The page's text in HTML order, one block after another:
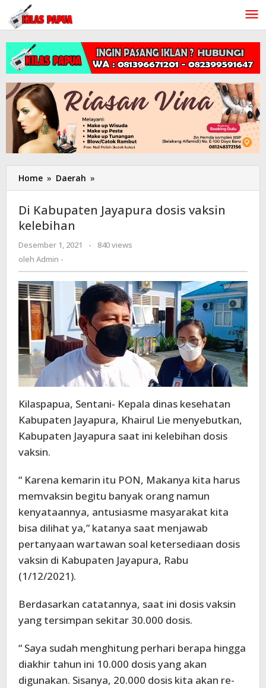
Lewati
konten
Home » Daerah »
Kabupaten
dosis
kelebihan
Di Kabupaten Jayapura dosis vaksin
kelebihan
Desember 1, 2021
oleh
-
840 views
oleh Admin -
Kilaspapua, Sentani- Kepala dinas kesehatan
Kabupaten Jayapura, Khairul Lie menyebutkan,
Kabupaten Jayapura saat ini kelebihan dosis
vaksin.
“ Karena kemarin itu PON, Makanya kita harus
memvaksin begitu banyak orang namun
kenyataannya, antusiasme masyarakat kita
bisa dilihat ya,” katanya saat menjawab
pertanyaan wartawan soal ketersediaan dosis
vaksin di Kabupaten Jayapura, Rabu
(1/12/2021).
Berdasarkan catatannya, saat ini dosis vaksin
yang tersimpan sekitar 30.000 dosis.
“ Saya sudah menghitung perhari berapa hingga
diakhir tahun ini 10.000 dosis yang akan
digunakan. Sisanya, 20.000 dosis kita akan re-